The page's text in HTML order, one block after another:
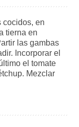
cocidos, en
tierna en
las gambas
Incorporar el
el tomate
Mezclar